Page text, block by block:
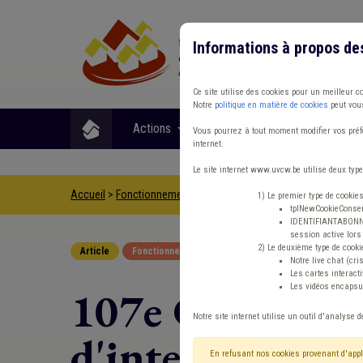
Actions Matières
Accueil > Fonctionnement 107e Congrès des
Article Fonctionnement
107e Congrès
Informations à propos
Ce site utilise des cookies pour un meilleur
Notre politique en matière de cookies peut
Vous pourrez à tout moment modifier vos
internet.
Le site internet www.uvcw.be utilise deux
1) Le premier type de
session active lors
2) Le deuxième type de
Notre live chat
Les cartes
Les vidéos
Notre site internet utilise un outil d'analyse
En refusant nos cookies provenant